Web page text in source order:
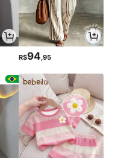
R$94 ,95